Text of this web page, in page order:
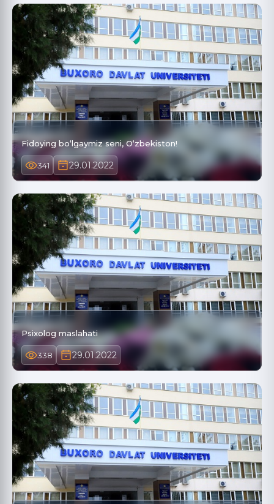
Fidoying bo‘lgaymiz seni, O‘zbekiston!
341 29.01.2022
Psixolog maslahati
338 29.01.2022